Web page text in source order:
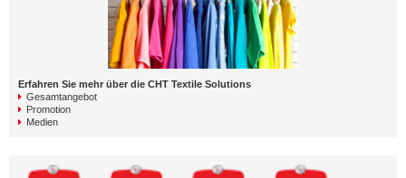
Erfahren Sie mehr über die CHT Textile Solutions
Gesamtangebot
Promotion
Medien